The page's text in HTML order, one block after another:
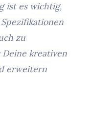
ist es wichtig,
zu
Deine kreativen
erweitern